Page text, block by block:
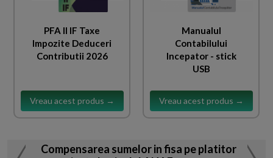
PFA II IF Taxe
Impozite Deduceri
Contributii 2026
Vreau acest produs →
Manualul
Contabilului
Incepator - stick
USB
Vreau acest produs →
Compensarea sumelor in fisa pe platitor